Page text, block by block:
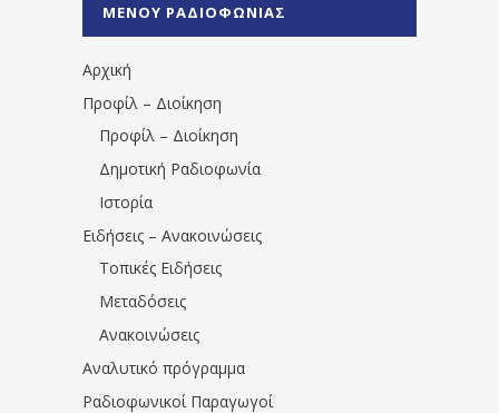
1531194763766854/" artist="" ]
ΜΕΝΟΥ ΡΑΔΙΟΦΩΝΙΑΣ
Αρχική
Προφίλ – Διοίκηση
Προφίλ – Διοίκηση
Δημοτική Ραδιοφωνία
Ιστορία
Ειδήσεις – Ανακοινώσεις
Τοπικές Ειδήσεις
Μεταδόσεις
Ανακοινώσεις
Αναλυτικό πρόγραμμα
Ραδιοφωνικοί Παραγωγοί